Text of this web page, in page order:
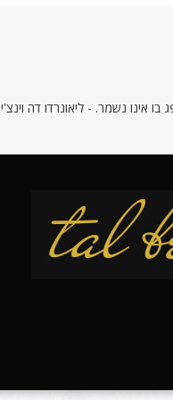
אינו נשמר. - ליאונרדו דה וינצ'י